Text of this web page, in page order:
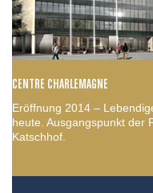
CENTRE CHARLEMAGNE
Eröffnung 2014 –
heute. Ausgangspunkt der
Katschhof.